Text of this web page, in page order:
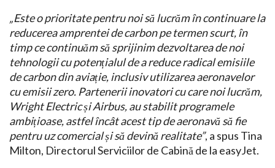
„Este o prioritate pentru noi să lucrăm în continuare la
reducerea amprentei de carbon pe termen scurt, în
timp ce continuăm să sprijinim dezvoltarea de noi
tehnologii cu potențialul de a reduce radical emisiile
de carbon din aviație, inclusiv utilizarea aeronavelor
cu emisii zero. Partenerii inovatori cu care noi lucrăm,
Wright Electric și Airbus, au stabilit programele
ambițioase, astfel încât acest tip de aeronavă să fie
pentru uz comercial și să devină realitate”, a spus Tina
Milton, Directorul Serviciilor de Cabină de la easyJet.